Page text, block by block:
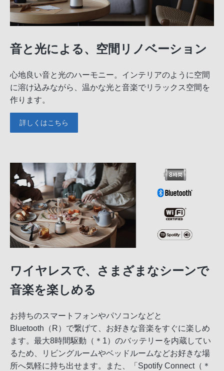
音と光による、空間リノベーション
心地良い音と光のハーモニー。インテリアのように空間
に溶け込みながら、温かな光と音楽でリラックス空間を
作ります。
詳しくはこちら
ワイヤレスで、さまざまなシーンで
音楽を楽しめる
お持ちのスマートフォンやパソコンなどと
Bluetooth（R）で繋げて、お好きな音楽をすぐに楽しめ
ます。最大8時間駆動（＊1）のバッテリーを内蔵してい
るため、リビングルームやベッドルームなどお好きな場
所へ気軽に持ち出せます。また、「Spotify Connect（＊